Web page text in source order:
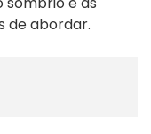
de abordar.